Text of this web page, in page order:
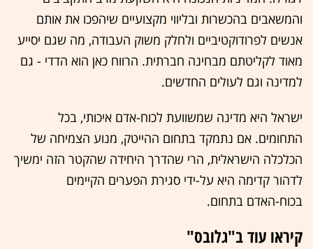
והמשאבים בהכשרות ובליווי מקצועיים שיהפכו את אותם
אנשים לפרודוקטיביים ולחלק משוק העבודה, מה שגם יסייע
מאוד לקליטתם מבחינה חברתית. הרווח כאן הוא הדדי - גם
למדינה וגם לעולים החדשים.
ישראל היא מדינה שמשוועת לכוח-אדם איכותי, בכל
התחומים. אם נתמקד בתחום ההייטק, מנוע הצמיחה של
הכלכלה הישראלית, הרי שהדרך היחידה שהקטר הזה ימשיך
לדהור קדימה היא על-ידי סגירת הפערים הקיימים
בכוח-האדם בתחום.
קיראו עוד ב"גלובס"